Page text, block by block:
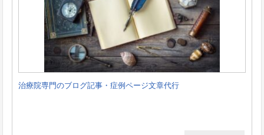
治療院専門のブログ記事・症例ページ文章代行